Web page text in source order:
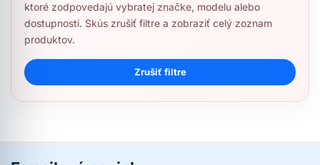
ktoré zodpovedajú vybratej značke, modelu alebo
dostupnosti. Skús zrušiť filtre a zobraziť celý zoznam
produktov.
Zrušiť filtre